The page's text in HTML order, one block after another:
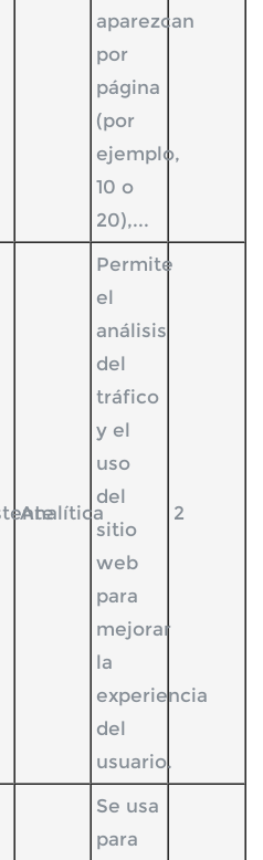
aparezcan
por
página
(por
ejemplo,
10 o
20),...
Analítica
Permite
el
análisis
del
tráfico
y el
uso
del
sitio
web
para
mejorar
la
experiencia
del
usuario.
2
Se usa
para